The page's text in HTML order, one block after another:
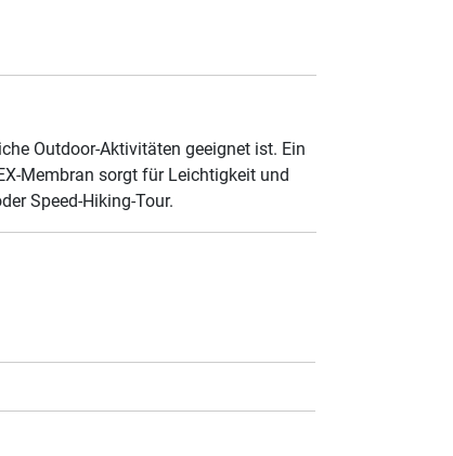
Outdoor-Aktivitäten geeignet ist. Ein
Membran sorgt für Leichtigkeit und
Speed-Hiking-Tour.